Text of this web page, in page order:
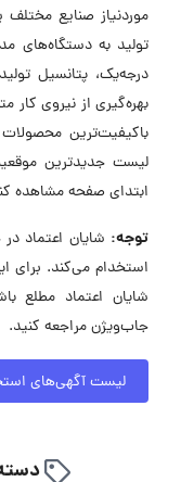
موردنیاز صنایع
تولید به دستگاه‌های
درجه‌یک، پتانسیل
بهره‌گیری از نیروی کار
باکیفیت‌ترین
لیست جدیدترین
ابتدای صفحه مشاهده
توجه:
استخدام می‌کند. برای
شایان اعتماد مطلع
جاب‌ویژن مراجعه کنید.
لیست آگهی‌های